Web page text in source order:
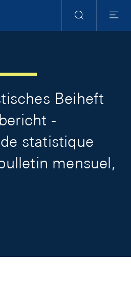
RechercheMenu
Beiheft
-
statistique
mensuel,